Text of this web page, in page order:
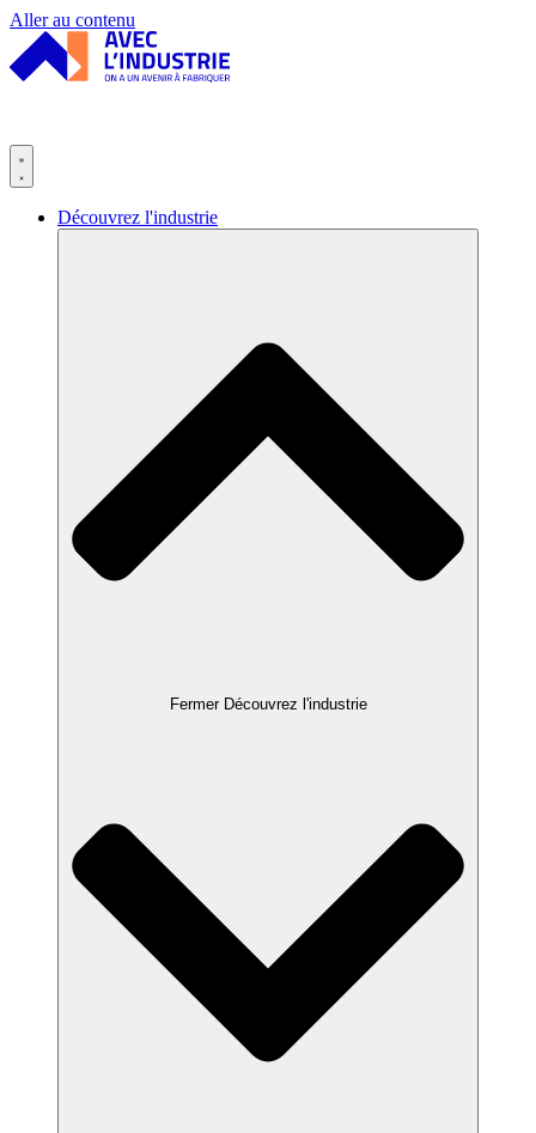
Panneau de gestion des cookies
Aller au contenu
Découvrez l'industrie
Fermer Découvrez l'industrie